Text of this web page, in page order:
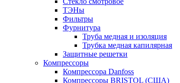
ТЭНы
Фильтры
Фурнитура
Труба медная и изоляция
Трубка медная капилярная
Защитные решетки
Компрессоры
Компрессора Danfoss
Компрессоры BRISTOL (США)